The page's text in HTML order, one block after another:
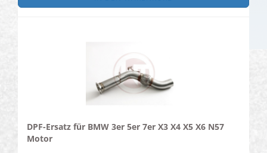
DPF-Ersatz für BMW 3er 5er 7er X3 X4 X5 X6 N57
Motor